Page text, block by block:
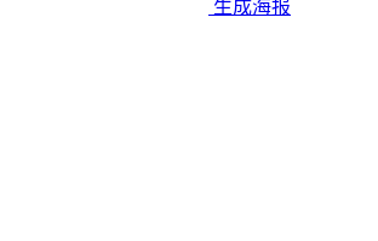
生成海报